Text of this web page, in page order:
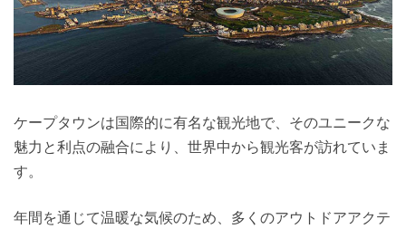
ケープタウンは国際的に有名な観光地で、そのユニークな
魅力と利点の融合により、世界中から観光客が訪れていま
す。
年間を通じて温暖な気候のため、多くのアウトドアアクテ